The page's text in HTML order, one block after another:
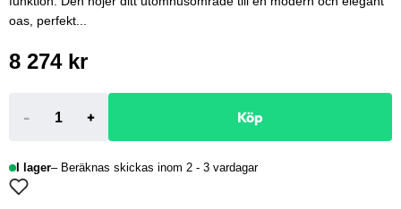
oas, perfekt...
8 274 kr
- + Köp
I lager Beräknas skickas inom 2 - 3 vardagar